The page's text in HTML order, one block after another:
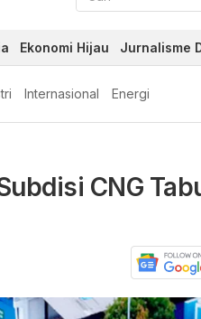
Ekonomi Hijau Jurnalisme
Internasional Energi
CNG